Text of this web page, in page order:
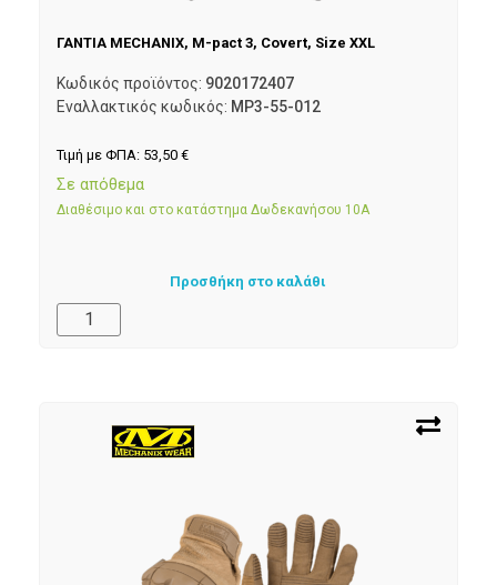
ΓΑΝΤΙΑ MECHANIX, M-pact 3, Covert, Size XXL
Κωδικός προϊόντος: 9020172407
Εναλλακτικός κωδικός: MP3-55-012
Τιμή με ΦΠΑ: 53,50 €
Σε απόθεμα
Διαθέσιμο και στο κατάστημα Δωδεκανήσου 10Α
Προσθήκη στο καλάθι